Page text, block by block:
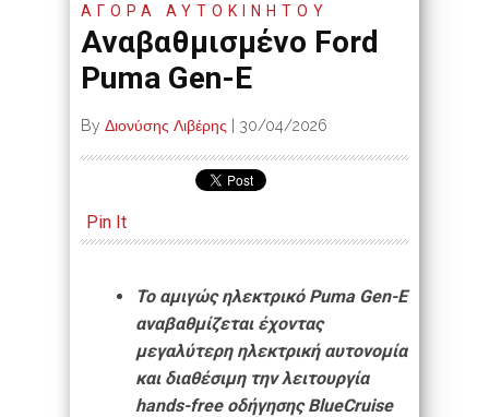
ΑΓΟΡΑ ΑΥΤΟΚΙΝΗΤΟΥ
Αναβαθμισμένο Ford
Puma Gen-E
By Διονύσης Λιβέρης 30/04/2026
Pin It
Το αμιγώς ηλεκτρικό Puma Gen-E
αναβαθμίζεται έχοντας
μεγαλύτερη ηλεκτρική αυτονομία
και διαθέσιμη την λειτουργία
hands-free οδήγησης BlueCruise